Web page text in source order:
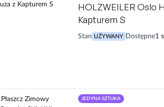
HOLZWEILER Oslo
Kapturem S
Stan UŻYWANY Dostępne1
JEDYNA SZTUKA